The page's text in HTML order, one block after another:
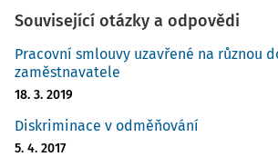
Související otázky a odpovědi
Pracovní smlouvy uzavřené na různou
zaměstnavatele
18. 3. 2019
Diskriminace v odměňování
5. 4. 2017